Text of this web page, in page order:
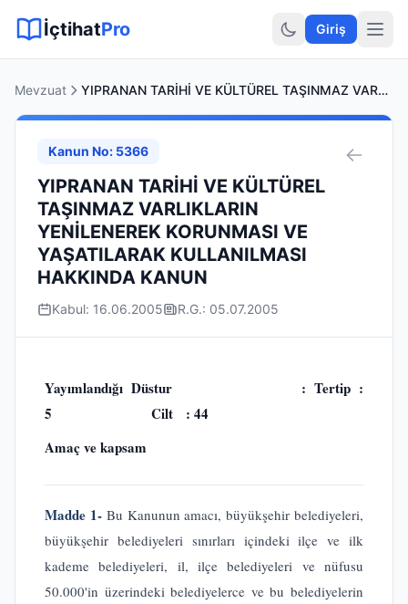
Hukuki Araçlar
İçtihatPro Giriş
Mevzuat YIPRANAN TARİHİ VE KÜLTÜREL TAŞINMAZ VARLIKLARIN YENİLENEREK KORUNMASI VE YAŞATILARAK KULLANILMASI HAKKINDA KANUN
Kanun No: 5366
YIPRANAN TARİHİ VE KÜLTÜREL
TAŞINMAZ VARLIKLARIN
YENİLENEREK KORUNMASI VE
YAŞATILARAK KULLANILMASI
HAKKINDA KANUN
Kabul: 16.06.2005 R.G.: 05.07.2005
Yayımlandığı Düstur : Tertip :
5 Cilt : 44
Amaç ve kapsam
Madde 1- Bu Kanunun amacı, büyükşehir belediyeleri,
büyükşehir belediyeleri sınırları içindeki ilçe ve ilk
kademe belediyeleri, il, ilçe belediyeleri ve nüfusu
50.000'in üzerindeki belediyelerce ve bu belediyelerin